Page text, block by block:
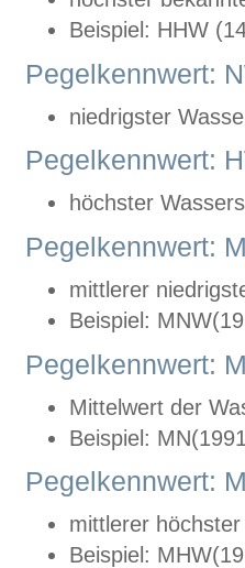
Beispiel: HHW
Pegelkennwert:
niedrigster
Pegelkennwert:
höchster
Pegelkennwert:
mittlerer
Beispiel:
Pegelkennwert:
Mittelwert der
Beispiel:
Pegelkennwert:
mittlerer
Beispiel: